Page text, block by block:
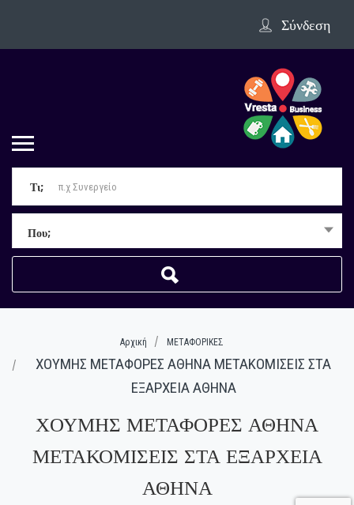
Σύνδεση
Τι;
Που;
Αρχική ΜΕΤΑΦΟΡΙΚΕΣ
ΧΟΥΜΗΣ ΜΕΤΑΦΟΡΕΣ ΑΘΗΝΑ ΜΕΤΑΚΟΜΙΣΕΙΣ ΣΤΑ
ΕΞΑΡΧΕΙΑ ΑΘΗΝΑ
ΧΟΥΜΗΣ ΜΕΤΑΦΟΡΕΣ ΑΘΗΝΑ
ΜΕΤΑΚΟΜΙΣΕΙΣ ΣΤΑ ΕΞΑΡΧΕΙΑ
ΑΘΗΝΑ